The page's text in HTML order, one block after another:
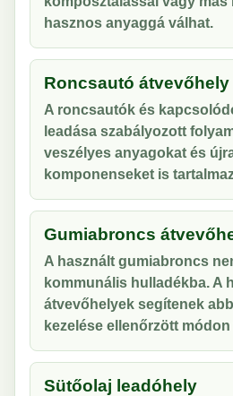
hasznos anyaggá válhat.
Roncsautó átvevőhely
A roncsautók és
leadása szabályozott
veszélyes anyagokat és
komponenseket is
Gumiabroncs
A használt gumiabroncs
kommunális hulladékba. A
átvevőhelyek segítenek
kezelése ellenőrzött
Sütőolaj leadóhely